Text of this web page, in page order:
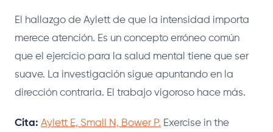
El hallazgo de Aylett de que la intensidad importa
merece atención. Es un concepto erróneo común
que el ejercicio para la salud mental tiene que ser
suave. La investigación sigue apuntando en la
dirección contraria. El trabajo vigoroso hace más.
Cita: Aylett E, Small N, Bower P. Exercise in the